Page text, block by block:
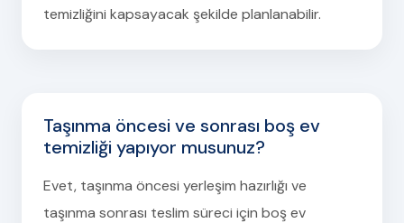
temizliğini kapsayacak şekilde planlanabilir.
Taşınma öncesi ve sonrası boş ev
temizliği yapıyor musunuz?
Evet, taşınma öncesi yerleşim hazırlığı ve
taşınma sonrası teslim süreci için boş ev